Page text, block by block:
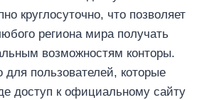
круглосуточно, что позволяет
региона мира получать
возможностям конторы.
для пользователей, которые
доступ к официальному сайту